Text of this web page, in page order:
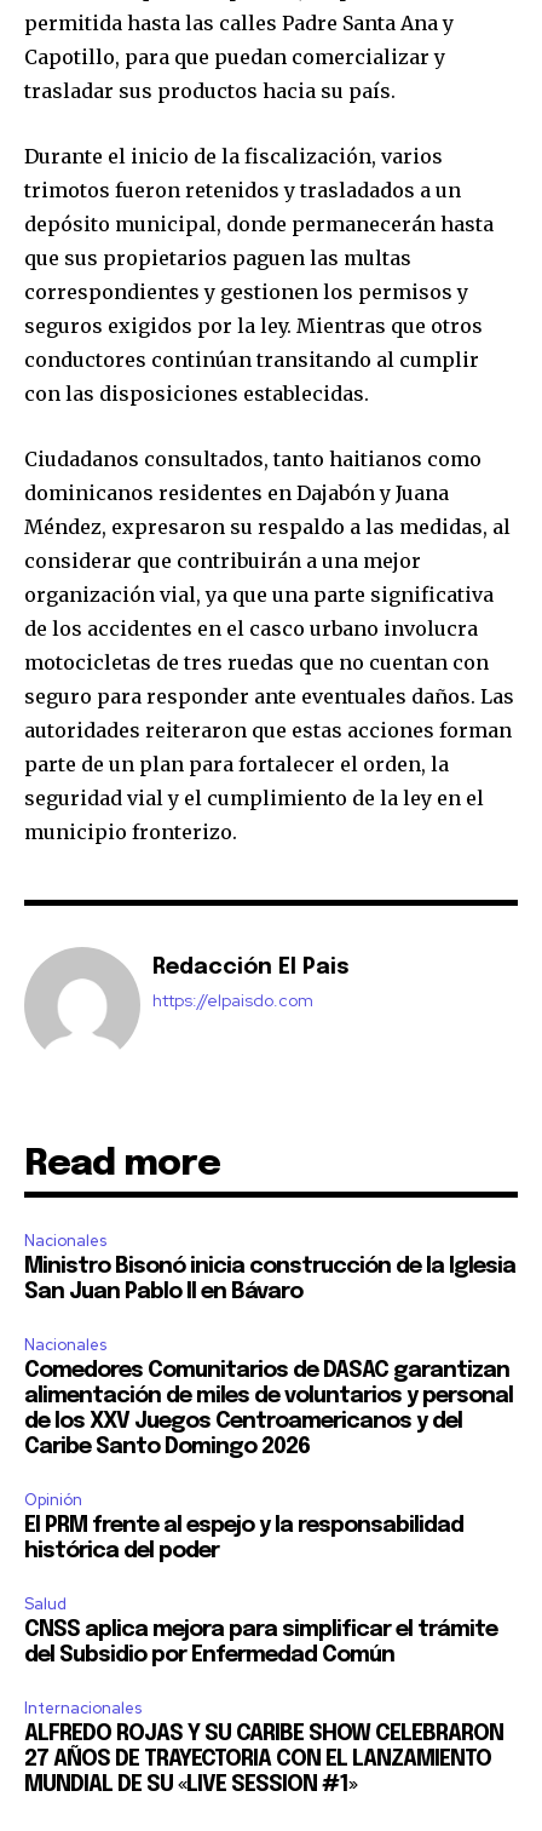
permitida hasta las calles Padre Santa Ana y
Capotillo, para que puedan comercializar y
trasladar sus productos hacia su país.
Durante el inicio de la fiscalización, varios
trimotos fueron retenidos y trasladados a un
depósito municipal, donde permanecerán hasta
que sus propietarios paguen las multas
correspondientes y gestionen los permisos y
seguros exigidos por la ley. Mientras que otros
conductores continúan transitando al cumplir
con las disposiciones establecidas.
Ciudadanos consultados, tanto haitianos como
dominicanos residentes en Dajabón y Juana
Méndez, expresaron su respaldo a las medidas, al
considerar que contribuirán a una mejor
organización vial, ya que una parte significativa
de los accidentes en el casco urbano involucra
motocicletas de tres ruedas que no cuentan con
seguro para responder ante eventuales daños. Las
autoridades reiteraron que estas acciones forman
parte de un plan para fortalecer el orden, la
seguridad vial y el cumplimiento de la ley en el
municipio fronterizo.
Redacción El Pais
https://elpaisdo.com
Read more
Nacionales
Ministro Bisonó inicia construcción de la Iglesia
San Juan Pablo II en Bávaro
Nacionales
Comedores Comunitarios de DASAC garantizan
alimentación de miles de voluntarios y personal
de los XXV Juegos Centroamericanos y del
Caribe Santo Domingo 2026
Opinión
El PRM frente al espejo y la responsabilidad
histórica del poder
Salud
CNSS aplica mejora para simplificar el trámite
del Subsidio por Enfermedad Común
Internacionales
ALFREDO ROJAS Y SU CARIBE SHOW CELEBRARON
27 AÑOS DE TRAYECTORIA CON EL LANZAMIENTO
MUNDIAL DE SU «LIVE SESSION #1»